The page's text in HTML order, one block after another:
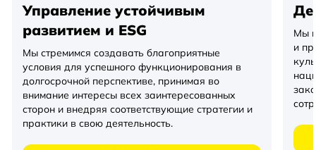
Управление устойчивым
развитием и ESG
Мы стремимся создавать благоприятные
условия для успешного функционирования в
долгосрочной перспективе, принимая во
внимание интересы всех заинтересованных
сторон и внедряя соответствующие стратегии и
практики в свою деятельность.
Мы
и